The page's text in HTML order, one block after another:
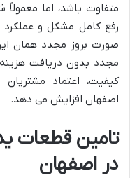
متفاوت باشد، اما
رفع کامل مشکل و
صورت بروز مجدد همان
مجدد بدون دریافت
کیفیت، اعتماد
اصفهان افزایش می دهد.
تامین قطعات
در اصفهان